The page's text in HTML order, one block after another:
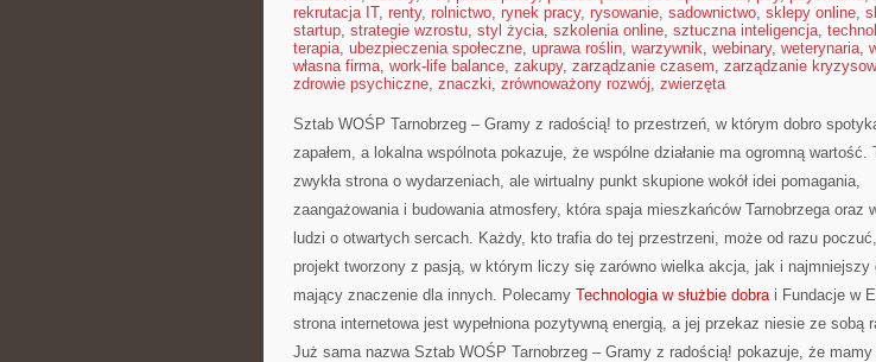
rekrutacja IT, renty, rolnictwo, rynek pracy, rysowanie, sadownictwo, sklepy online,
startup, strategie wzrostu, styl życia, szkolenia online, sztuczna inteligencja,
terapia, ubezpieczenia społeczne, uprawa roślin, warzywnik, webinary, weterynaria,
własna firma, work-life balance, zakupy, zarządzanie czasem, zarządzanie
zdrowie psychiczne, znaczki, zrównoważony rozwój, zwierzęta
Sztab WOŚP Tarnobrzeg – Gramy z radością! to przestrzeń, w którym dobro
zapałem, a lokalna wspólnota pokazuje, że wspólne działanie ma ogromną wartość.
zwykła strona o wydarzeniach, ale wirtualny punkt skupione wokół idei pomagania,
zaangażowania i budowania atmosfery, która spaja mieszkańców Tarnobrzega oraz
ludzi o otwartych sercach. Każdy, kto trafia do tej przestrzeni, może od razu
projekt tworzony z pasją, w którym liczy się zarówno wielka akcja, jak i najmniejszy
mający znaczenie dla innych. Polecamy Technologia w służbie dobrai Fundacje w
strona internetowa jest wypełniona pozytywną energią, a jej przekaz niesie ze sobą
Już sama nazwa Sztab WOŚP Tarnobrzeg – Gramy z radością! pokazuje, że mamy